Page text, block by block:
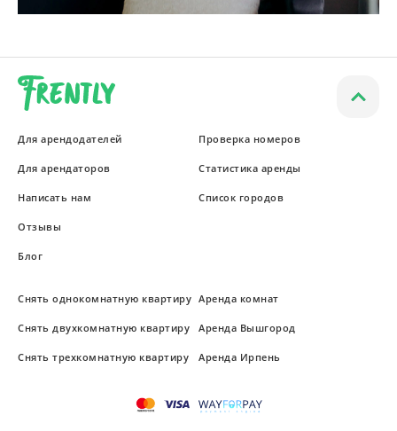
Для арендодателей
Для арендаторов
Написать нам
Отзывы
Блог
Проверка номеров
Статистика аренды
Список городов
Снять однокомнатную квартиру
Снять двухкомнатную квартиру
Снять трехкомнатную квартиру
Аренда комнат
Аренда Вышгород
Аренда Ирпень